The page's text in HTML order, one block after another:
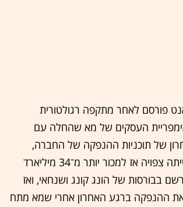
פורסם לאחר מתקפה רגולטורית
העסקים של מא שהחלה עם
של תוכניות ההנפקה של החברה,
בנובמבר. אנט הייתה צפויה אז למכור יותר מ־34 מיליארד
בבורסות של הונג קונג ושנחאי, ואז
את ההנפקה ברגע האחרון אחרי שמא מתח